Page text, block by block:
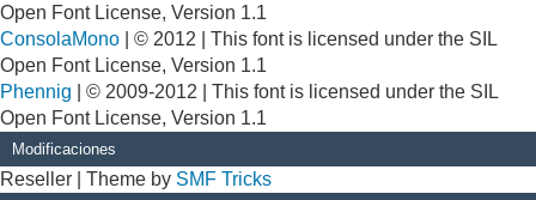
Open Font License, Version 1.1
ConsolaMono | © 2012 | This font is licensed under the SIL
Open Font License, Version 1.1
Phennig | © 2009-2012 | This font is licensed under the SIL
Open Font License, Version 1.1
Modificaciones
Reseller | Theme by SMF Tricks